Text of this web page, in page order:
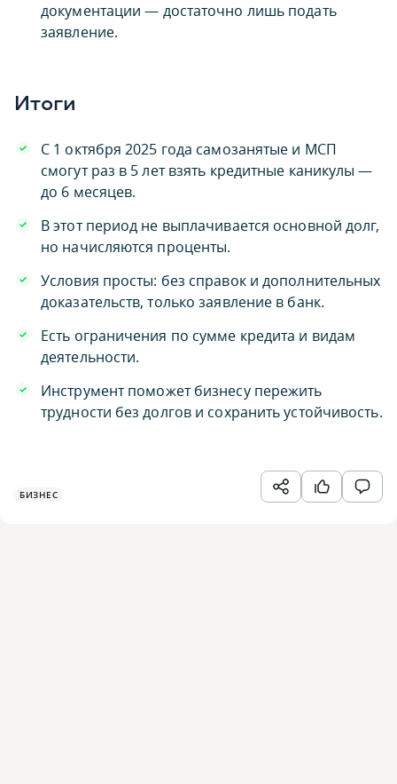
документации — достаточно лишь подать
заявление.
Итоги
С 1 октября 2025 года самозанятые и МСП
смогут раз в 5 лет взять кредитные каникулы —
до 6 месяцев.
В этот период не выплачивается основной долг,
но начисляются проценты.
Условия просты: без справок и дополнительных
доказательств, только заявление в банк.
Есть ограничения по сумме кредита и видам
деятельности.
Инструмент поможет бизнесу пережить
трудности без долгов и сохранить устойчивость.
БИЗНЕС